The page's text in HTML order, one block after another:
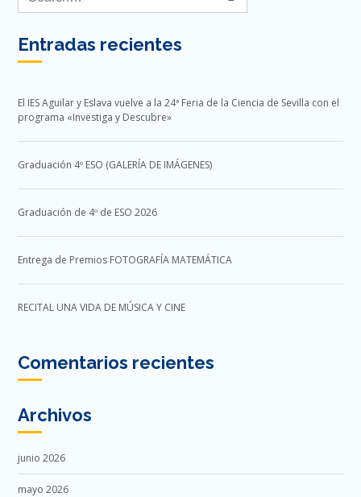
Entradas recientes
El IES Aguilar y Eslava vuelve a la 24ª Feria de la Ciencia de Sevilla con el
programa «Investiga y Descubre»
Graduación 4º ESO (GALERÍA DE IMÁGENES)
Graduación de 4º de ESO 2026
Entrega de Premios FOTOGRAFÍA MATEMÁTICA
RECITAL UNA VIDA DE MÚSICA Y CINE
Comentarios recientes
Archivos
junio 2026
mayo 2026